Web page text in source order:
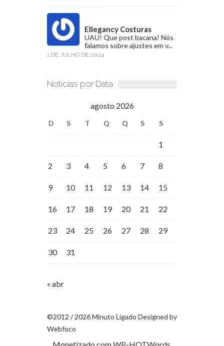
Ellegancy Costuras
UAU! Que post bacana! Nós
falamos sobre ajustes em v...
1 DE JULHO DE 2024
Notícias por Data
agosto 2026
D S T Q Q S S
1
2 3 4 5 6 7 8
9 10 11 12 13 14 15
16 17 18 19 20 21 22
23 24 25 26 27 28 29
30 31
« abr
©2012 / 2026 Minuto Ligado Designed by
Webfoco